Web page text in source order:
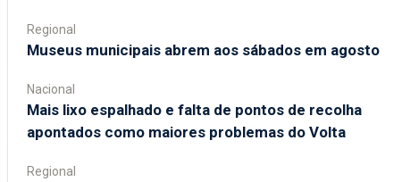
Regional
Museus municipais abrem aos sábados em agosto
Nacional
Mais lixo espalhado e falta de pontos de recolha
apontados como maiores problemas do Volta
Regional